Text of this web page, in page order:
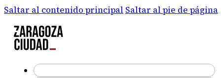
Saltar al contenido principal Saltar al pie de página